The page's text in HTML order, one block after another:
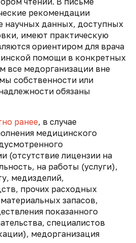
рекомендации
научных данных, доступных
имеют практическую
ориентиром для врача
помощи в конкретных
все медорганизации вне
собственности или
обязаны
ранее, в случае
медицинского
(отсутствие лицензии на
на работы (услуги),
медизделий,
прочих расходных
запасов,
показанного
специалистов
медорганизация